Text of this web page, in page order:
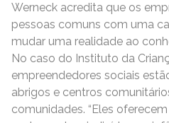
Werneck acredita que os
pessoas comuns com uma
mudar uma realidade ao
No caso do Instituto da
empreendedores sociais
abrigos e centros
comunidades. “Eles